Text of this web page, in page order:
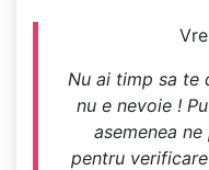
Nu ai timp sa te
nu e nevoie !
asemenea
pentru